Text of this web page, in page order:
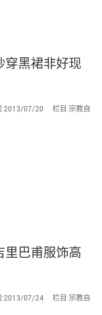
穿黑裙非好现
:2013/07/20 栏目:宗教自
里巴甫服饰高
:2013/07/24 栏目:宗教自